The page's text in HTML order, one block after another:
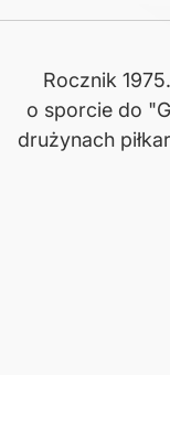
Rocznik
o sporcie do
drużynach